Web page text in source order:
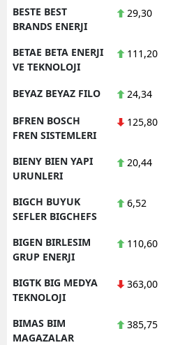
BESTE BEST
BRANDS ENERJI
29,30
BETAE BETA ENERJI
VE TEKNOLOJI
111,20
BEYAZ BEYAZ FILO 24,34
BFREN BOSCH
FREN SISTEMLERI
125,80
BIENY BIEN YAPI
URUNLERI
20,44
BIGCH BUYUK
SEFLER BIGCHEFS
6,52
BIGEN BIRLESIM
GRUP ENERJI
110,60
BIGTK BIG MEDYA
TEKNOLOJI
363,00
BIMAS BIM
MAGAZALAR
385,75